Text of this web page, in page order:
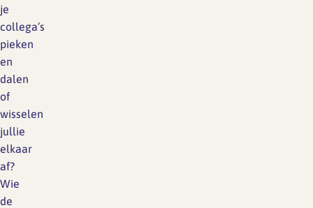
je
collega’s
pieken
en
dalen
of
wisselen
jullie
elkaar
af?
Wie
de